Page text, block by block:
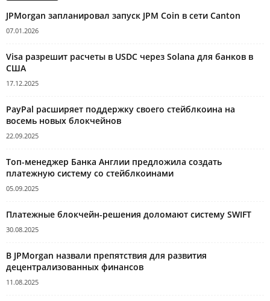
JPMorgan запланировал запуск JPM Coin в сети Canton
07.01.2026
Visa разрешит расчеты в USDC через Solana для банков в
США
17.12.2025
PayPal расширяет поддержку своего стейблкоина на
восемь новых блокчейнов
22.09.2025
Топ-менеджер Банка Англии предложила создать
платежную систему со стейблкоинами
05.09.2025
Платежные блокчейн-решения доломают систему SWIFT
30.08.2025
В JPMorgan назвали препятствия для развития
децентрализованных финансов
11.08.2025